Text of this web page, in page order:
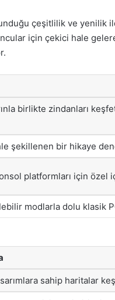
çeşitlilik ve yenilik
için çekici hale
birlikte zindanları
şekillenen bir hikaye
platformları için özel
modlarla dolu klasik
sahip haritalar